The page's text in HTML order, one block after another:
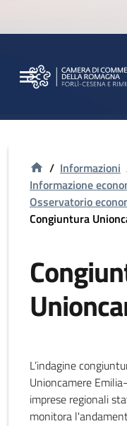
/ Informazioni
Informazione
Osservatorio
Congiuntura
L’indagine
Unioncamere
imprese regionali
monitora